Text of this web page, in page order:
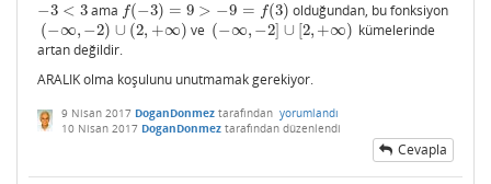
−3 < 3
−3< 3 ama f(−3) = 9 > −9 = f(3)
f(−3)=9 >− 9= f(3
olduğundan, bu fonksiyon
(−∞, −2) ∪ (2, +∞)
(−∞,−2 ∪(2, +∞ ve (−∞, −2] ∪ [2, +∞)
(−∞,−2] ∪[2 +∞
kümelerinde
artan değildir.
ARALIK olma koşulunu unutmamak gerekiyor.
9 Nisan 2017 DoganDonmez tarafından yorumlandı
10 Nisan 2017 DoganDonmez tarafından düzenlendi
Cevapla